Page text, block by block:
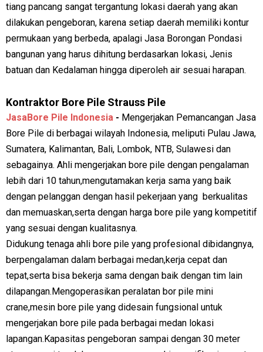
tiang pancang sangat tergantung lokasi daerah yang akan
dilakukan pengeboran, karena setiap daerah memiliki kontur
permukaan yang berbeda, apalagi Jasa Borongan Pondasi
bangunan yang harus dihitung berdasarkan lokasi, Jenis
batuan dan Kedalaman hingga diperoleh air sesuai harapan.
Kontraktor Bore Pile Strauss Pile
JasaBore Pile Indonesia - Mengerjakan Pemancangan Jasa
Bore Pile di berbagai wilayah Indonesia, meliputi Pulau Jawa,
Sumatera, Kalimantan, Bali, Lombok, NTB, Sulawesi dan
sebagainya. Ahli mengerjakan bore pile dengan pengalaman
lebih dari 10 tahun,mengutamakan kerja sama yang baik
dengan pelanggan dengan hasil pekerjaan yang berkualitas
dan memuaskan,serta dengan harga bore pile yang kompetitif
yang sesuai dengan kualitasnya.
Didukung tenaga ahli bore pile yang profesional dibidangnya,
berpengalaman dalam berbagai medan,kerja cepat dan
tepat,serta bisa bekerja sama dengan baik dengan tim lain
dilapangan.Mengoperasikan peralatan bor pile mini
crane,mesin bore pile yang didesain fungsional untuk
mengerjakan bore pile pada berbagai medan lokasi
lapangan.Kapasitas pengeboran sampai dengan 30 meter